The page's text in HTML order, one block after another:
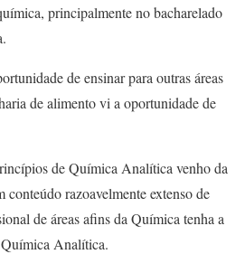
principalmente no bacharelado
de ensinar para outras áreas
de alimento vi a oportunidade de
de Química Analítica venho da
conteúdo razoavelmente extenso de
de áreas afins da Química tenha a
Química Analítica.